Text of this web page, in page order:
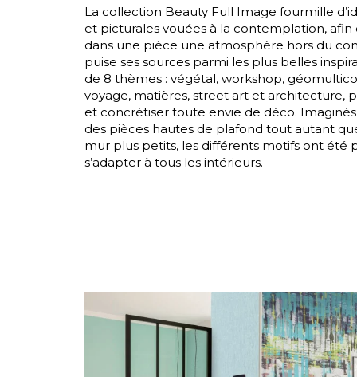
Satin
La collection Beauty Full Image fourmille
et picturales vouées à la contemplation, afin
dans une pièce une atmosphère hors du
puise ses sources parmi les plus belles
de 8 thèmes : végétal, workshop,
voyage, matières, street art et architecture,
et concrétiser toute envie de déco.
des pièces hautes de plafond tout autant
mur plus petits, les différents motifs ont été
s’adapter à tous les intérieurs.